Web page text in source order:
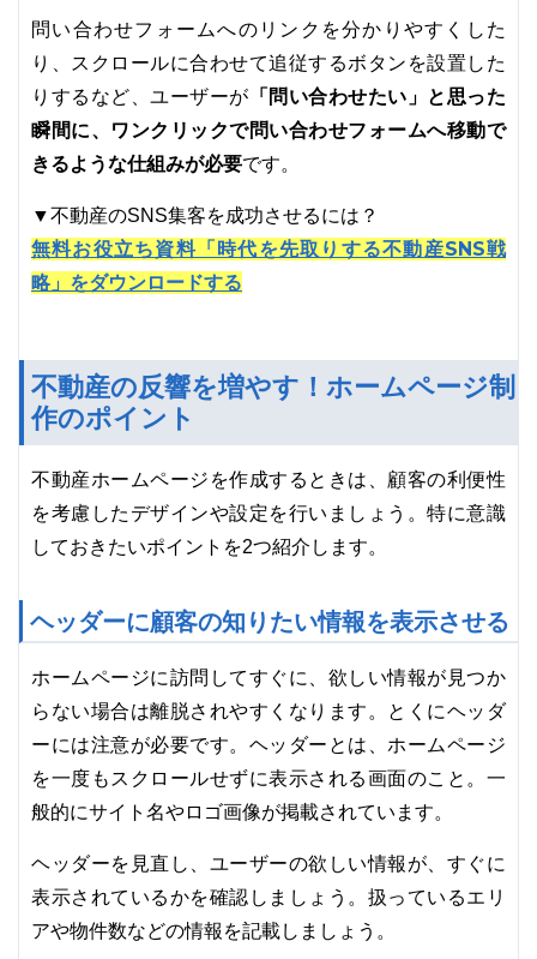
問い合わせフォームへのリンクを分かりやすくした
り、スクロールに合わせて追従するボタンを設置した
りするなど、ユーザーが 「問い合わせたい」と思った
瞬間に、ワンクリックで問い合わせフォームへ移動で
きるような仕組みが必要です。
▼不動産のSNS集客を成功させるには？
無料お役立ち資料「時代を先取りする不動産SNS戦
略」をダウンロードする
不動産の反響を増やす！ホームページ制
作のポイント
不動産ホームページを作成するときは、顧客の利便性
を考慮したデザインや設定を行いましょう。特に意識
しておきたいポイントを2つ紹介します。
ヘッダーに顧客の知りたい情報を表示させる
ホームページに訪問してすぐに、欲しい情報が見つか
らない場合は離脱されやすくなります。とくにヘッダ
ーには注意が必要です。ヘッダーとは、ホームページ
を一度もスクロールせずに表示される画面のこと。一
般的にサイト名やロゴ画像が掲載されています。
ヘッダーを見直し、ユーザーの欲しい情報が、すぐに
表示されているかを確認しましょう。扱っているエリ
アや物件数などの情報を記載しましょう。